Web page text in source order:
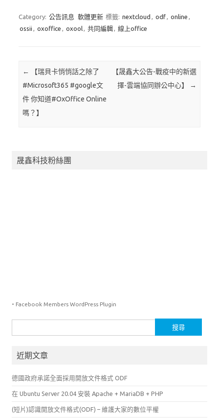
Category: 公告訊息 軟體更新 標籤: nextcloud odf online
ossii
oxoffice oxool 共同編輯 線上office
Post navigation
←
【瑞貝卡悄悄話之除了
#Microsoft365 #google文
件 你知道#OxOffice Online
嗎？】
【晟鑫大公告-戰疫中的新選
擇-雲端協同辦公中心】
→
晟鑫科技粉絲團
- Facebook Members WordPress Plugin
尋
鍵近期文章
德國政府承諾全面採用開放文件格式 ODF
在 Ubuntu Server 20.04 安裝 Apache + MariaDB + PHP
(短片)認識開放文件格式(ODF) – 維護大家的數位平權